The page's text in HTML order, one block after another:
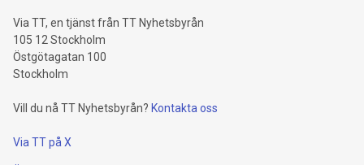
Via TT, en tjänst från TT Nyhetsbyrån
105 12 Stockholm
Östgötagatan 100
Stockholm
Vill du nå TT Nyhetsbyrån? Kontakta oss
Via TT på X